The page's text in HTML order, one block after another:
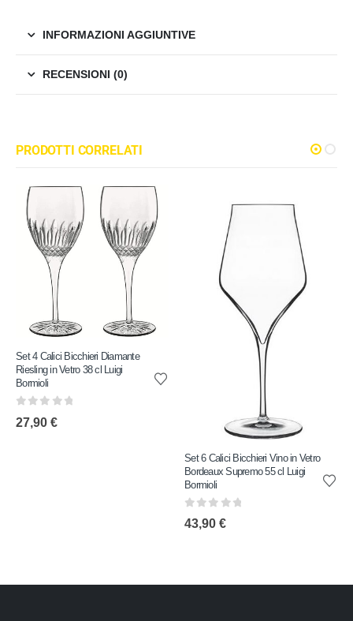
INFORMAZIONI AGGIUNTIVE
RECENSIONI (0)
PRODOTTI CORRELATI
Set 4 Calici Bicchieri Diamante
Riesling in Vetro 38 cl Luigi
Bormioli
27,90 €
Set 6 Calici Bicchieri Vino in Vetro
Bordeaux Supremo 55 cl Luigi
Bormioli
43,90 €